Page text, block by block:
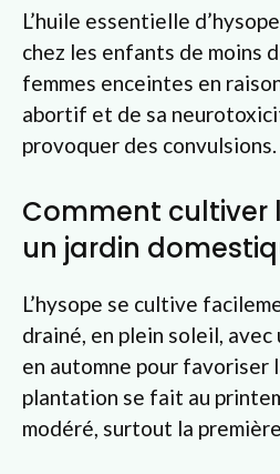
L’huile essentielle
chez les enfants de moins
femmes enceintes en
abortif et de sa
provoquer des convulsions.
Comment cultiver
un jardin
L’hysope se cultive
drainé, en plein soleil,
en automne pour favoriser
plantation se fait au
modéré, surtout la